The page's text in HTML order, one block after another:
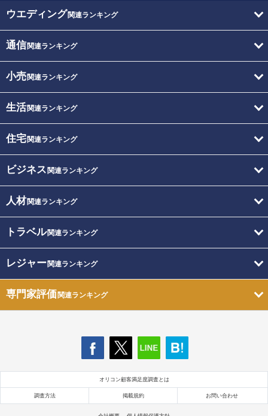
ウエディング関連ランキング
通信関連ランキング
小売関連ランキング
生活関連ランキング
住宅関連ランキング
ビジネス 関連ランキング
人材関連ランキング
トラベル関連ランキング
レジャー関連ランキング
専門家評価関連ランキング
オリコン顧客満足度調査とは
調査方法 掲載規約 お問い合わせ